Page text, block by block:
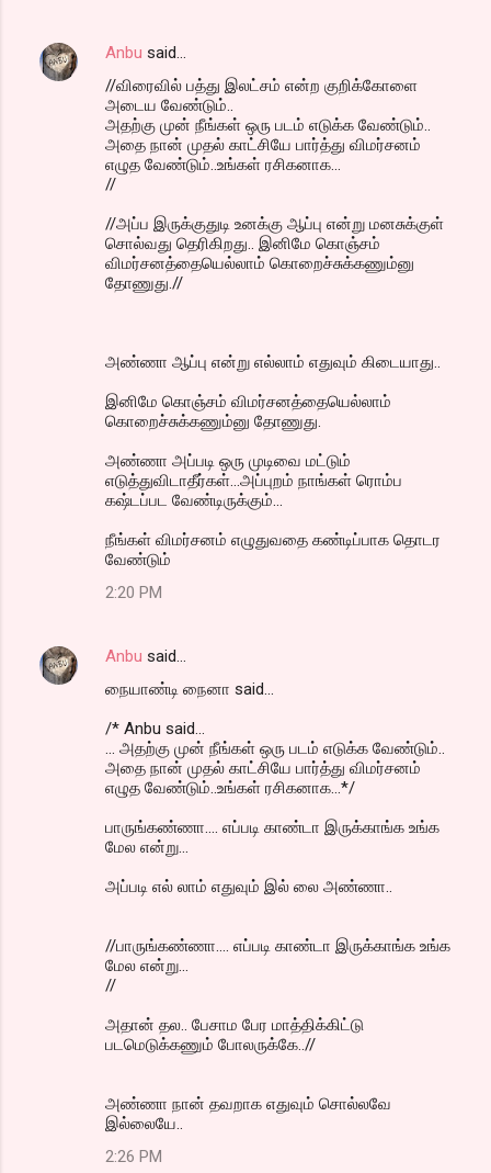
Anbu said…
//விரைவில் பத்து இலட்சம் என்ற குறிக்கோளை
அடைய வேண்டும்..
அதற்கு முன் நீங்கள் ஒரு படம் எடுக்க வேண்டும்..
அதை நான் முதல் காட்சியே பார்த்து விமர்சனம்
எழுத வேண்டும்..உங்கள் ரசிகனாக...
//
//அப்ப இருக்குதுடி உனக்கு ஆப்பு என்று மனசுக்குள்
சொல்வது தெரிகிறது.. இனிமே கொஞ்சம்
விமர்சனத்தையெல்லாம் கொறைச்சுக்கணும்னு
தோணுது.//
அண்ணா ஆப்பு என்று எல்லாம் எதுவும் கிடையாது..
இனிமே கொஞ்சம் விமர்சனத்தையெல்லாம்
கொறைச்சுக்கணும்னு தோணுது.
அண்ணா அப்படி ஒரு முடிவை மட்டும்
எடுத்துவிடாதீர்கள்...அப்புறம் நாங்கள் ரொம்ப
கஷ்டப்பட வேண்டிருக்கும்...
நீங்கள் விமர்சனம் எழுதுவதை கண்டிப்பாக தொடர
வேண்டும்
2:20 PM
Anbu said…
நையாண்டி நைனா said...
/* Anbu said...
... அதற்கு முன் நீங்கள் ஒரு படம் எடுக்க வேண்டும்..
அதை நான் முதல் காட்சியே பார்த்து விமர்சனம்
எழுத வேண்டும்..உங்கள் ரசிகனாக...*/
பாருங்கண்ணா.... எப்படி காண்டா இருக்காங்க உங்க
மேல என்று...
அப்படி எல் லாம் எதுவும் இல் லை அண்ணா..
//பாருங்கண்ணா.... எப்படி காண்டா இருக்காங்க உங்க
மேல என்று...
//
அதான் தல.. பேசாம பேர மாத்திக்கிட்டு
படமெடுக்கணும் போலருக்கே..//
அண்ணா நான் தவறாக எதுவும் சொல்லவே
இல்லையே..
2:26 PM